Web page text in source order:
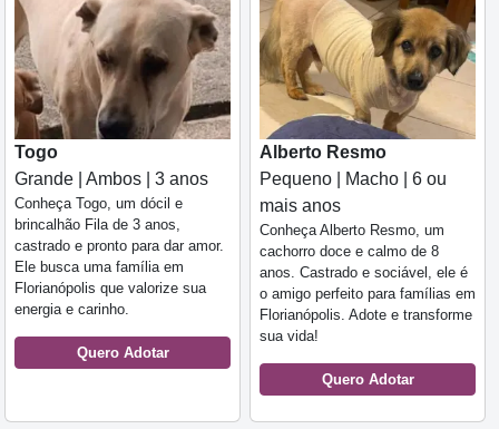
Togo
Grande | Ambos | 3 anos
Conheça Togo, um dócil e
brincalhão Fila de 3 anos,
castrado e pronto para dar amor.
Ele busca uma família em
Florianópolis que valorize sua
energia e carinho.
Quero Adotar
Alberto Resmo
Pequeno | Macho | 6 ou
mais anos
Conheça Alberto Resmo, um
cachorro doce e calmo de 8
anos. Castrado e sociável, ele é
o amigo perfeito para famílias em
Florianópolis. Adote e transforme
sua vida!
Quero Adotar